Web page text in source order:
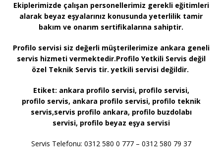
Ekiplerimizde çalışan personellerimiz gerekli eğitimleri
alarak beyaz eşyalarınız konusunda yeterlilik tamir
bakım ve onarım sertifikalarına sahiptir.
Profilo servisi siz değerli müşterilerimize ankara geneli
servis hizmeti vermektedir.Profilo Yetkili Servis değil
özel Teknik Servis tir. yetkili servisi değildir.
Etiket: ankara profilo servisi, profilo servisi,
profilo servis, ankara profilo servisi, profilo teknik
servis,servis profilo ankara, profilo buzdolabı
servisi, profilo beyaz eşya servisi
Servis Telefonu: 0312 580 0 777 – 0312 580 79 37